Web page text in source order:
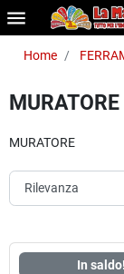
menu
Home
MURATORE
MURATORE
In saldo!